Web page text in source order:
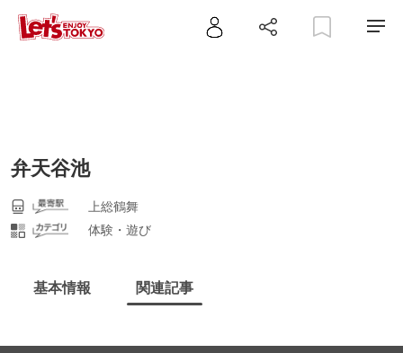
弁天谷池
上総鶴舞
体験・遊び
基本情報 関連記事